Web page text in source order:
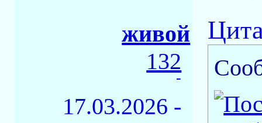
живой
132
-
17.03.2026 -